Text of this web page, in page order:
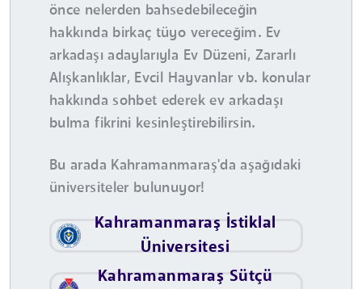
önce nelerden bahsedebileceğin
hakkında birkaç tüyo vereceğim. Ev
arkadaşı adaylarıyla Ev Düzeni, Zararlı
Alışkanlıklar, Evcil Hayvanlar vb. konular
hakkında sohbet ederek ev arkadaşı
bulma fikrini kesinleştirebilirsin.
Bu arada Kahramanmaraş'da aşağıdaki
üniversiteler bulunuyor!
Kahramanmaraş İstiklal
Üniversitesi
Kahramanmaraş Sütçü